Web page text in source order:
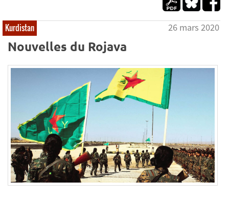
Kurdistan 26 mars 2020
Nouvelles du Rojava